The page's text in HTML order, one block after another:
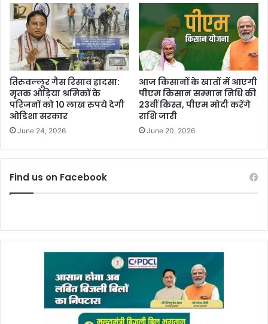
तिरुवल्लूर गैस रिसाव हादसा:
मृतक ओड़िया श्रमिकों के
परिजनों को 10 लाख रुपये देगी
ओडिशा सरकार
June 24, 2026
आज किसानों के खातों में आएगी
पीएम किसान सम्मान निधि की
23वीं किस्त, पीएम मोदी करेंगे
राशि जारी
June 20, 2026
Find us on Facebook